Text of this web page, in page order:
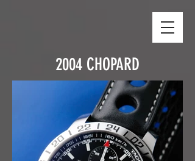
2004 CHOPARD